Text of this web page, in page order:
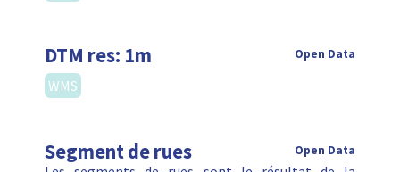
DTM res: 1m Open Data
WMS
Segment de rues Open Data